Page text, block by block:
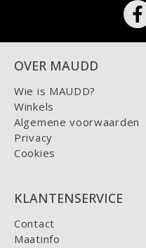
OVER MAUDD
Wie is MAUDD?
Winkels
Algemene voorwaarden
Privacy
Cookies
KLANTENSERVICE
Contact
Maatinfo